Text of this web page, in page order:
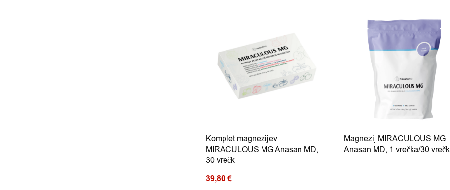
Komplet magnezijev
MIRACULOUS MG Anasan MD,
30 vrečk
39,80€
Magnezij MIRACULOUS MG
Anasan MD, 1 vrečka/30 vrečk